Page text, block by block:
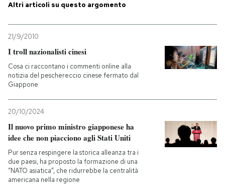
Altri articoli su questo argomento
21/9/2010
I troll nazionalisti cinesi
Cosa ci raccontano i commenti online alla
notizia del peschereccio cinese fermato dal
Giappone
20/10/2024
Il nuovo primo ministro giapponese ha
idee che non piacciono agli Stati Uniti
Pur senza respingere la storica alleanza tra i
due paesi, ha proposto la formazione di una
“NATO asiatica”, che ridurrebbe la centralità
americana nella regione